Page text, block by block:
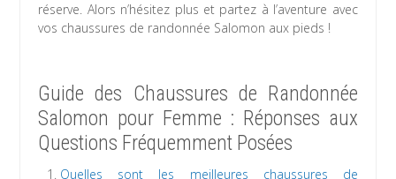
réserve. Alors n’hésitez plus et partez à l’aventure avec
vos chaussures de randonnée Salomon aux pieds !
Guide des Chaussures de Randonnée
Salomon pour Femme : Réponses aux
Questions Fréquemment Posées
Quelles sont les meilleures chaussures de